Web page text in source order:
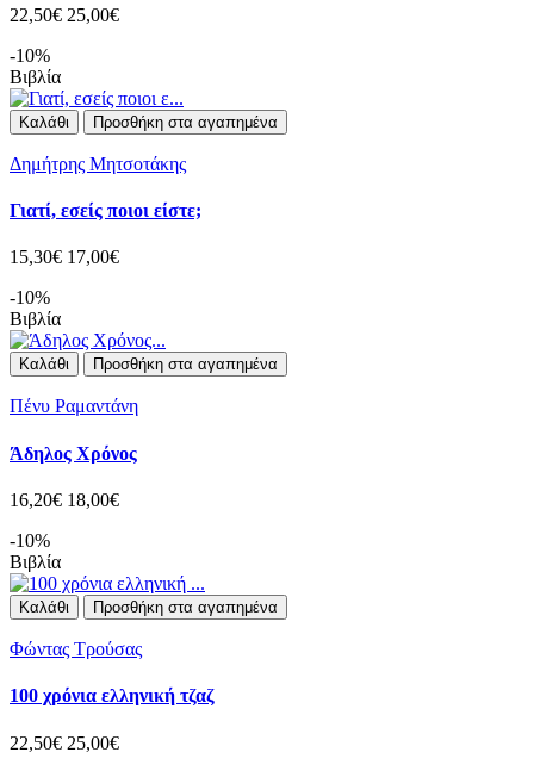
22,50€ 25,00€
-10%
Βιβλία
Καλάθι Προσθήκη στα αγαπημένα
Δημήτρης Μητσοτάκης
Γιατί, εσείς ποιοι είστε;
15,30€ 17,00€
-10%
Βιβλία
Καλάθι Προσθήκη στα αγαπημένα
Πένυ Ραμαντάνη
Άδηλος Χρόνος
16,20€ 18,00€
-10%
Βιβλία
Καλάθι Προσθήκη στα αγαπημένα
Φώντας Τρούσας
100 χρόνια ελληνική τζαζ
22,50€ 25,00€